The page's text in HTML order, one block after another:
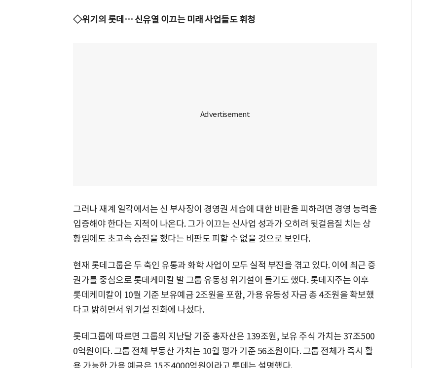
◇위기의 롯데… 신유열 이끄는 미래 사업들도 휘청
그러나 재계 일각에서는 신 부사장이 경영권 세습에 대한 비판을 피하려면 경영 능력을
입증해야 한다는 지적이 나온다. 그가 이끄는 신사업 성과가 오히려 뒷걸음질 치는 상
황임에도 초고속 승진을 했다는 비판도 피할 수 없을 것으로 보인다.
현재 롯데그룹은 두 축인 유통과 화학 사업이 모두 실적 부진을 겪고 있다. 이에 최근 증
권가를 중심으로 롯데케미칼 발 그룹 유동성 위기설이 돌기도 했다. 롯데지주는 이후
롯데케미칼이 10월 기준 보유예금 2조원을 포함, 가용 유동성 자금 총 4조원을 확보했
다고 밝히면서 위기설 진화에 나섰다.
롯데그룹에 따르면 그룹의 지난달 기준 총자산은 139조원, 보유 주식 가치는 37조500
0억원이다. 그룹 전체 부동산 가치는 10월 평가 기준 56조원이다. 그룹 전체가 즉시 활
용 가능한 가용 예금은 15조4000억원이라고 롯데는 설명했다.